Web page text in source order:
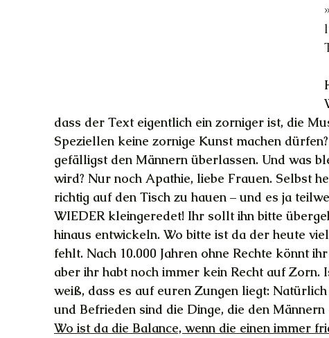
dass der Text eigentlich ein zorniger ist, die
Speziellen keine zornige Kunst machen
gefälligst den Männern überlassen. Und was
wird? Nur noch Apathie, liebe Frauen. Selbst
richtig auf den Tisch zu hauen – und es ja
WIEDER kleingeredet! Ihr sollt ihn bitte
hinaus entwickeln. Wo bitte ist da der heute
fehlt. Nach 10.000 Jahren ohne Rechte könnt
aber ihr habt noch immer kein Recht auf Zorn.
weiß, dass es auf euren Zungen liegt:
und Befrieden sind die Dinge, die den
Wo ist da die Balance, wenn die einen immer